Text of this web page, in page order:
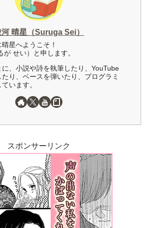
晴星（Suruga Sei）
星へようこそ！
が せい）と申します。
、小説や詩を執筆したり、YouTube
り、ベースを弾いたり、プログラミ
います。
スポンサーリンク